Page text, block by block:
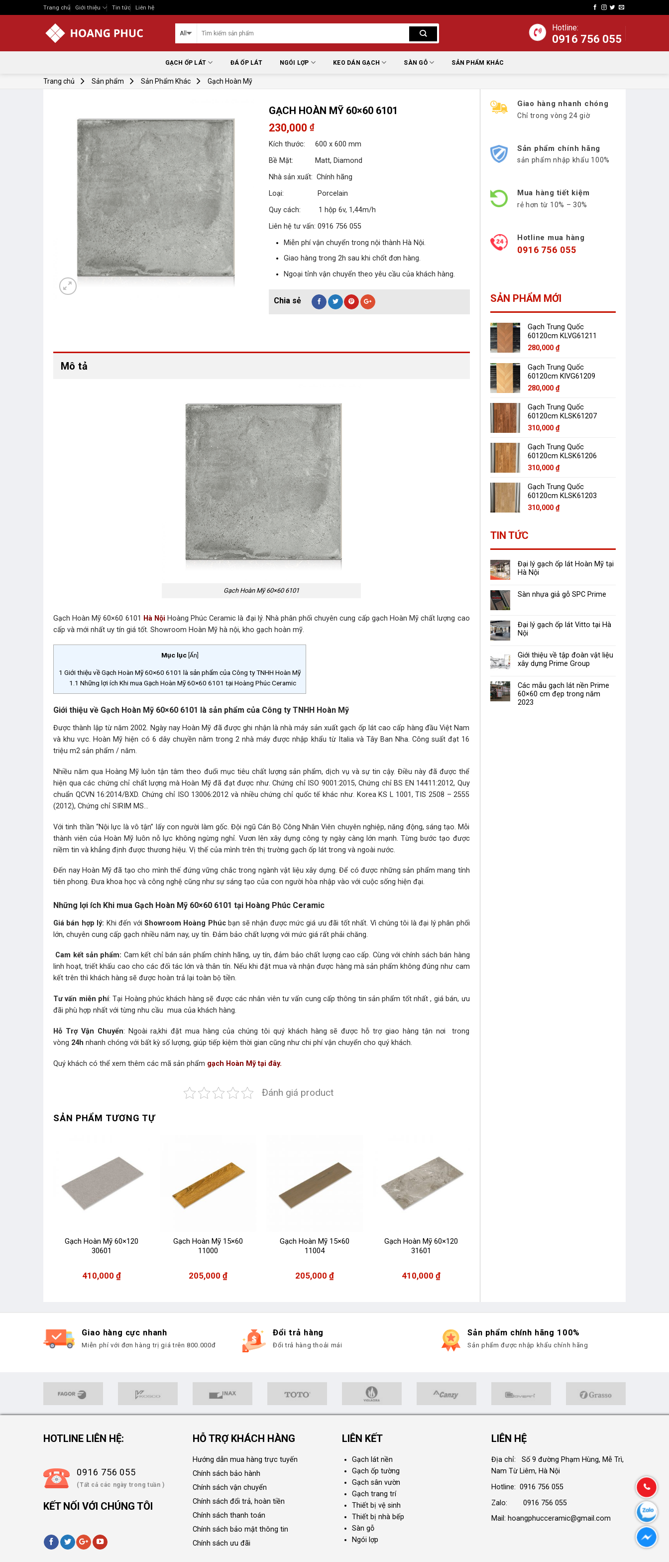
to
Trang chủ Giới thiệu Tin tức Liên hệ
Hotline:
0916 756 055
GẠCH ỐP LÁT ĐÁ ỐP LÁT NGÓI LỢP KEO DÁN GẠCH SÀN GỖ SẢN PHẨM KHÁC
Trang chủ Sản phẩm Sản Phẩm Khác Gạch Hoàn Mỹ
GẠCH HOÀN MỸ 60×60 6101
230,000₫
Kích thước: 600 x 600 mm
Bề Mặt: Matt, Diamond
Nhà sản xuất: Chính hãng
Loại: Porcelain
Quy cách: 1 hộp 6v, 1,44m/h
Liên hệ tư vấn: 0916 756 055
Miễn phí vận chuyển trong nội thành Hà Nội.
Giao hàng trong 2h sau khi chốt đơn hàng.
Ngoại tỉnh vận chuyển theo yêu cầu của khách hàng.
Mô tả
Gạch Hoàn Mỹ 60×60 6101
Gạch Hoàn Mỹ 60×60 6101 Hà Nội Hoàng Phúc Ceramic là đại lý. Nhà phân phối chuyên cung cấp gạch Hoàn Mỹ chất lượng cao
cấp và mới nhất uy tín giá tốt. Showroom Hoàn Mỹ hà nội, kho gạch hoàn mỹ.
Mục lục Ẩn
1 Giới thiệu về Gạch Hoàn Mỹ 60×60 6101 là sản phẩm của Công ty TNHH Hoàn Mỹ
1.1 Những lợi ích Khi mua Gạch Hoàn Mỹ 60×60 6101 tại Hoàng Phúc Ceramic
Giới thiệu về Gạch Hoàn Mỹ 60×60 6101 là sản phẩm của Công ty TNHH Hoàn Mỹ
Được thành lập từ năm 2002. Ngày nay Hoàn Mỹ đã được ghi nhận là nhà máy sản xuất gạch ốp lát cao cấp hàng đầu Việt Nam
và khu vực. Hoàn Mỹ hiện có 6 dây chuyền nằm trong 2 nhà máy được nhập khẩu từ Italia và Tây Ban Nha. Công suất đạt 16
triệu m2 sản phẩm / năm.
Nhiều năm qua Hoàng Mỹ luôn tận tâm theo đuổi mục tiêu chất lượng sản phẩm, dịch vụ và sự tin cậy. Điều này đã được thể
hiện qua các chứng chỉ chất lượng mà Hoàn Mỹ đã đạt được như. Chứng chỉ ISO 9001:2015, Chứng chỉ BS EN 14411:2012, Quy
chuẩn QCVN 16:2014/BXD. Chứng chỉ ISO 13006:2012 và nhiều chứng chỉ quốc tế khác như. Korea KS L 1001, TIS 2508 – 2555
(2012), Chứng chỉ SIRIM MS…
Với tinh thần “Nội lực là vô tận” lấy con người làm gốc. Đội ngũ Cán Bộ Công Nhân Viên chuyên nghiệp, năng động, sáng tạo. Mỗi
thành viên của Hoàn Mỹ luôn nỗ lực không ngừng nghỉ. Vươn lên xây dựng công ty ngày càng lớn mạnh. Từng bước tạo được
niềm tin và khẳng định được thương hiệu. Vị thế của mình trên thị trường gạch ốp lát trong và ngoài nước.
Đến nay Hoàn Mỹ đã tạo cho mình thế đứng vững chắc trong ngành vật liệu xây dựng. Để có được những sản phẩm mang tính
tiên phong. Đưa khoa học và công nghệ cũng như sự sáng tạo của con người hòa nhập vào với cuộc sống hiện đại.
Những lợi ích Khi mua Gạch Hoàn Mỹ 60×60 6101 tại Hoàng Phúc Ceramic
Giá bán hợp lý: Khi đến với Showroom Hoàng Phúcbạn sẽ nhận được mức giá ưu đãi tốt nhất. Vì chúng tôi là đại lý phân phối
lớn, chuyên cung cấp gạch nhiều năm nay, uy tín. Đảm bảo chất lượng với mức giá rất phải chăng.
Cam kết sản phẩm: Cam kết chỉ bán sản phẩm chính hãng, uy tín, đảm bảo chất lượng cao cấp. Cùng với chính sách bán hàng
linh hoạt, triết khấu cao cho các đối tác lớn và thân tín. Nếu khi đặt mua và nhận được hàng mà sản phẩm không đúng như cam
kết trên thì khách hàng sẽ được hoàn trả lại toàn bộ tiền.
Tư vấn miễn phí: Tại Hoàng phúc khách hàng sẽ được các nhân viên tư vấn cung cấp thông tin sản phẩm tốt nhất , giá bán, ưu
đãi phù hợp nhất với từng nhu cầu mua của khách hàng.
Hỗ Trợ Vận Chuyển: Ngoài ra,khi đặt mua hàng của chúng tôi quý khách hàng sẽ được hỗ trợ giao hàng tận nơi trong
vòng 24h nhanh chóng với bất kỳ số lượng, giúp tiếp kiệm thời gian cũng như chi phí vận chuyển cho quý khách.
Quý khách có thể xem thêm các mã sản phẩm gạch Hoàn Mỹ tại đây.
Đánh giá product
SẢN PHẨM TƯƠNG TỰ
Gạch Hoàn Mỹ 60×120
30601
410,000₫
Gạch Hoàn Mỹ 15×60
11000
205,000₫
Gạch Hoàn Mỹ 15×60
11004
205,000₫
Gạch Hoàn Mỹ 60×120
31601
410,000₫
Giao hàng nhanh chóng
Chỉ trong vòng 24 giờ
Sản phẩm chính hãng
sản phẩm nhập khẩu 100%
Mua hàng tiết kiệm
rẻ hơn từ 10% – 30%
Hotline mua hàng
0916 756 055
SẢN PHẨM MỚI
Gạch Trung Quốc
60120cm KLVG61211
280,000 ₫
Gạch Trung Quốc
60120cm KlVG61209
280,000 ₫
Gạch Trung Quốc
60120cm KLSK61207
310,000 ₫
Gạch Trung Quốc
60120cm KLSK61206
310,000 ₫
Gạch Trung Quốc
60120cm KLSK61203
310,000 ₫
TIN TỨC
Đại lý gạch ốp lát Hoàn Mỹ tại
Hà Nội
Sàn nhựa giả gỗ SPC Prime
Đại lý gạch ốp lát Vitto tại Hà
Nội
Giới thiệu về tập đoàn vật liệu
xây dựng Prime Group
Các mẫu gạch lát nền Prime
60×60 cm đẹp trong năm
2023
Giao hàng cực nhanh
Miễn phí với đơn hàng trị giá trên 800.000đ
Đổi trả hàng
Đổi trả hàng thoải mái
Sản phẩm chính hãng 100%
Sản phẩm được nhập khẩu chính hãng
HOTLINE LIÊN HỆ:
0916 756 055
(Tất cả các ngày trong tuần )
KẾT NỐI VỚI CHÚNG TÔI
HỖ TRỢ KHÁCH HÀNG
Hướng dẫn mua hàng trực tuyến
Chính sách bảo hành
Chính sách vận chuyển
Chính sách đổi trả, hoàn tiền
Chính sách thanh toán
Chính sách bảo mật thông tin
Chính sách ưu đãi
LIÊN KẾT
Gạch lát nền
Gạch ốp tường
Gạch sân vườn
Gạch trang trí
Thiết bị vệ sinh
Thiết bị nhà bếp
Sàn gỗ
Ngói lợp
LIÊN HỆ
Địa chỉ: Số 9 đường Phạm Hùng, Mễ Trì,
Nam Từ Liêm, Hà Nội
Hotline: 0916 756 055
Zalo: 0916 756 055
Mail: hoangphucceramic@gmail.com